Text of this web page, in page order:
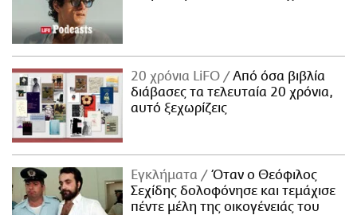
20 χρόνια LiFO
Από όσα βιβλία
διάβασες τα τελευταία 20 χρόνια,
αυτό ξεχωρίζεις
Εγκλήματα
Όταν ο Θεόφιλος
Σεχίδης δολοφόνησε και τεμάχισε
πέντε μέλη της οικογένειάς του